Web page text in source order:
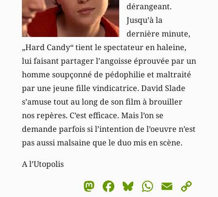
dérangeant.
Jusqu’à la
dernière minute,
„Hard Candy“ tient le spectateur en haleine,
lui faisant partager l’angoisse éprouvée par un
homme soupçonné de pédophilie et maltraité
par une jeune fille vindicatrice. David Slade
s’amuse tout au long de son film à brouiller
nos repères. C’est efficace. Mais l’on se
demande parfois si l’intention de l’oeuvre n’est
pas aussi malsaine que le duo mis en scène.
A l’Utopolis
Mastodon
Facebook
BlueskyEmail